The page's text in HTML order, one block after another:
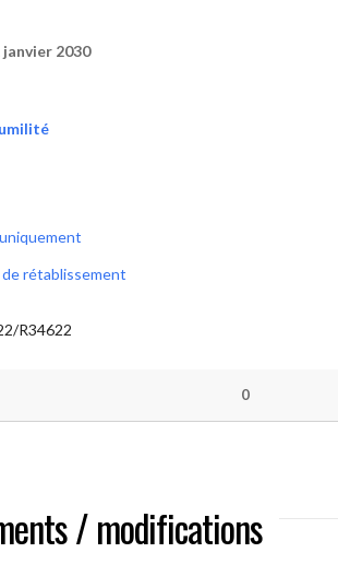
janvier 2030
de rétablissement
R34622
0
/ modifications